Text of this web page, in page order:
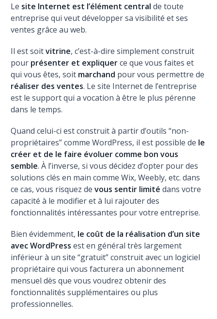
Le site Internet est l’élément central de toute
entreprise qui veut développer sa visibilité et ses
ventes grâce au web.
Il est soitvitrine, c’est-à-dire simplement construit
pour présenter et expliquerce que vous faites et
qui vous êtes, soit marchand pour vous permettre de
réaliser des ventes. Le site Internet de l’entreprise
est le support qui a vocation à être le plus pérenne
dans le temps.
Quand celui-ci est construit à partir d’outils “non-
propriétaires” comme WordPress, il est possible de le
créer et de le faire évoluer comme bon vous
semble. À l’inverse, si vous décidez d’opter pour des
solutions clés en main comme Wix, Weebly, etc. dans
ce cas, vous risquez devous sentir limité dans votre
capacité à le modifier et à lui rajouter des
fonctionnalités intéressantes pour votre entreprise.
Bien évidemment, le coût de la réalisation d’un site
avec WordPress est en général très largement
inférieur à un site “gratuit” construit avec un logiciel
propriétaire qui vous facturera un abonnement
mensuel dès que vous voudrez obtenir des
fonctionnalités supplémentaires ou plus
professionnelles.